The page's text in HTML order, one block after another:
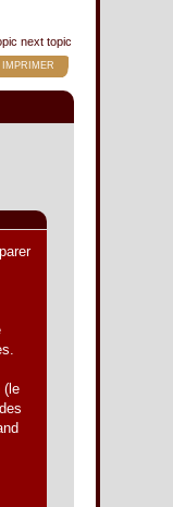
next topic
IMPRIMER
(le